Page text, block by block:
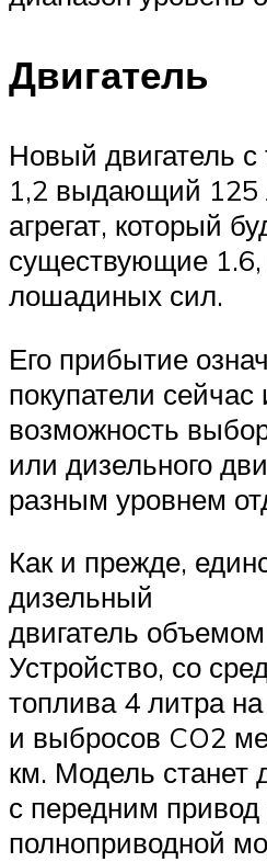
Двигатель
Новый двигатель
1,2 выдающий 125
агрегат, который
существующие
лошадиных сил.
Его прибытие
покупатели
возможность
или дизельного
разным уровнем
Как и прежде,
дизельный
двигатель
Устройство, со
топлива 4 литра
и выбросов CO2
км. Модель станет
с передним привод
полноприводной